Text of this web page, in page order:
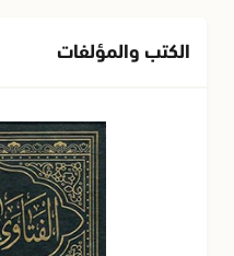
الكتب والمؤلفات